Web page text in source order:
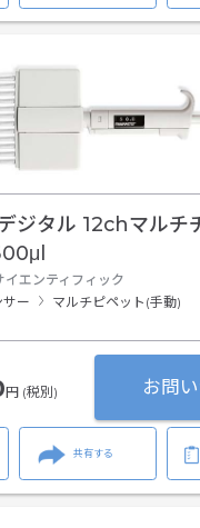
タル 12chマルチ
エンティフィック
サー
マルチピペット(手動)
円 (税別) お問
共有する